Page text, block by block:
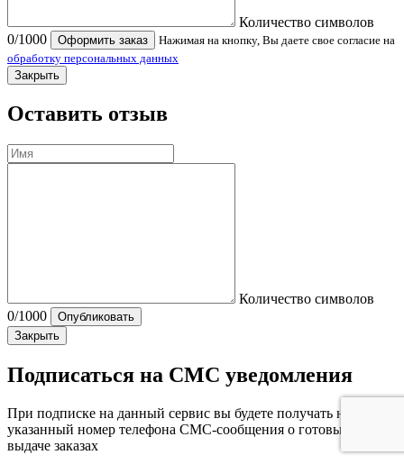
Количество символов
0/1000 Оформить заказ
Нажимая на кнопку, Вы даете свое согласие на
обработку персональных данных
Закрыть
Оставить отзыв
Количество символов
0/1000
Опубликовать
Закрыть
Подписаться на СМС уведомления
При подписке на данный сервис вы будете получать на
указанный номер телефона СМС-сообщения о готовых к
выдаче заказах